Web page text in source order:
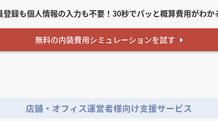
登録も個人情報の入力も不要！ 30秒でパッと概算費用がわか
無料の内装費用シミュレーションを試す
店舗・オフィス運営者様向け支援サービス